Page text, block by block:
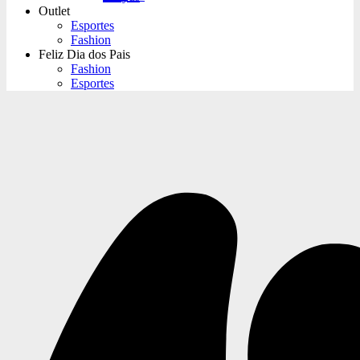
Outlet
Esportes
Fashion
Feliz Dia dos Pais
Fashion
Esportes